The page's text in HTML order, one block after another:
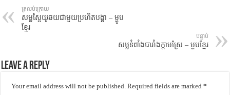
ត្រលប់ក្រោយ
សម្លស្ពៃយូឆយជាមួយប្រហិតបង្គា – ម្ហូប
ខ្មែរ
បន្ទាប់
សម្លទំពាំងបារាំងក្តាមស្រែ – ម្ហូបខ្មែរ
Leave a Reply
Your email address will not be published. Required fields are marked*